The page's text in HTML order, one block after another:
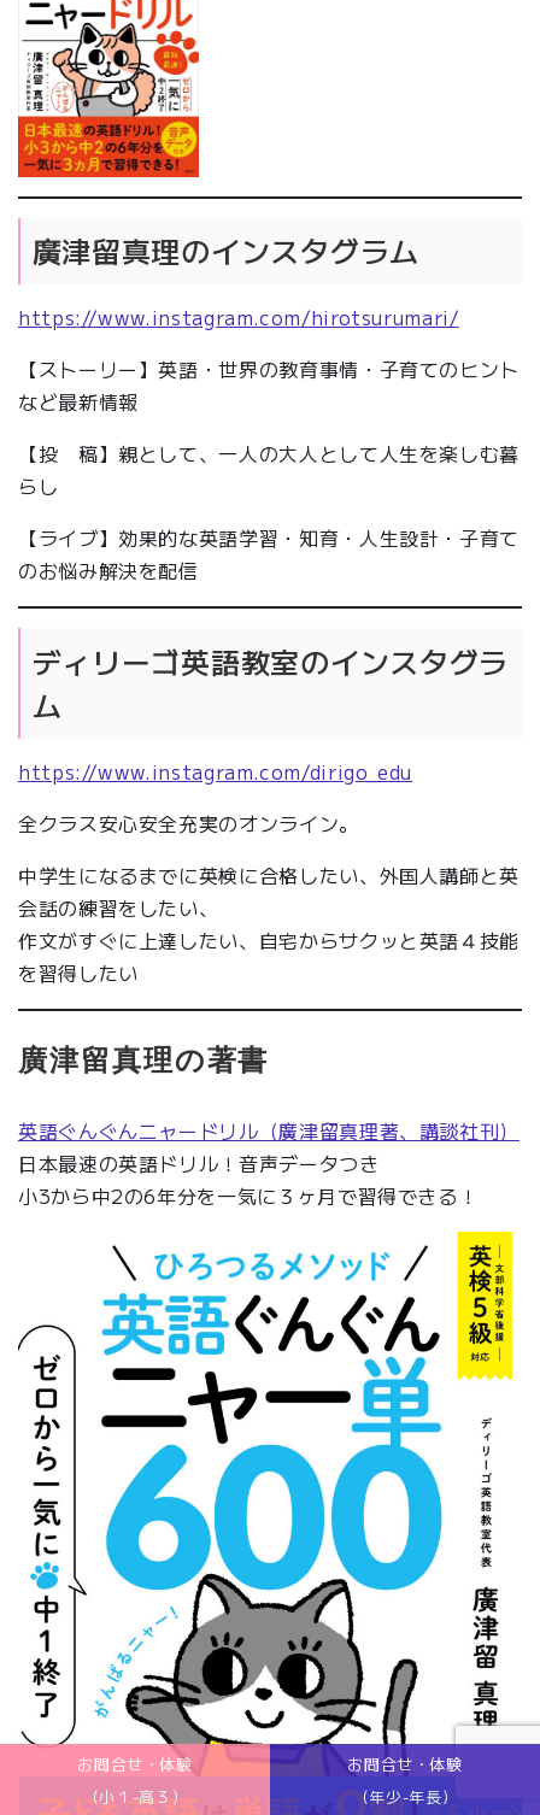
廣津留真理のインスタグラム
https://www.instagram.com/hirotsurumari/
【ストーリー】英語・世界の教育事情・子育てのヒント
など最新情報
【投 稿】親として、一人の大人として人生を楽しむ暮
らし
【ライブ】効果的な英語学習・知育・人生設計・子育て
のお悩み解決を配信
ディリーゴ英語教室のインスタグラ
ム
https://www.instagram.com/dirigo_edu
全クラス安心安全充実のオンライン。
中学生になるまでに英検に合格したい、外国人講師と英
会話の練習をしたい、
作文がすぐに上達したい、自宅からサクッと英語４技能
を習得したい
廣津留真理の著書
英語ぐんぐんニャードリル（廣津留真理著、講談社刊）
日本最速の英語ドリル！音声データつき
小3から中2の6年分を一気に３ヶ月で習得できる！
お問合せ・体験
(小１-高３)
お問合せ・体験
(年少-年長)